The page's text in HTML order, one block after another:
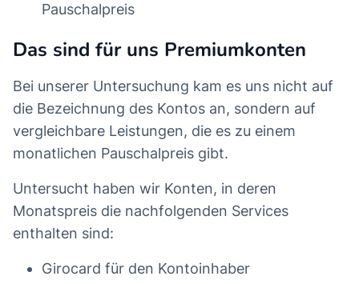
Pauschalpreis
Das sind für uns Premiumkonten
Bei unserer Untersuchung kam es uns nicht auf
die Bezeichnung des Kontos an, sondern auf
vergleichbare Leistungen, die es zu einem
monatlichen Pauschalpreis gibt.
Untersucht haben wir Konten, in deren
Monatspreis die nachfolgenden Services
enthalten sind:
Girocard für den Kontoinhaber